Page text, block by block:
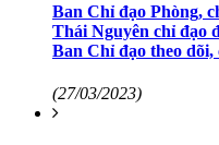
Ban Chỉ đạo Phòng,
Thái Nguyên chỉ đạo
Ban Chỉ đạo theo dõi,
(27/03/2023)